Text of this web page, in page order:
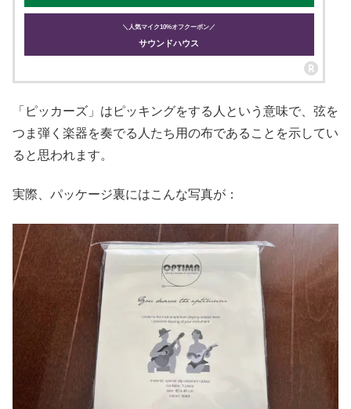
＼人気マイク10%オフクーポン／
サウンドハウス
「ピッカーズ」はピッキングをする人という意味で、弦を
つま弾く楽器を奏でる人たち用の布であることを示してい
ると思われます。
実際、パッケージ裏にはこんな写真が：